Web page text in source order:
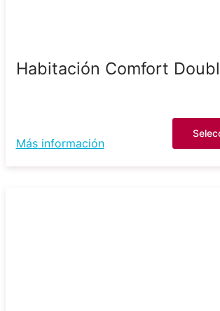
Habitación Comfort
Más información